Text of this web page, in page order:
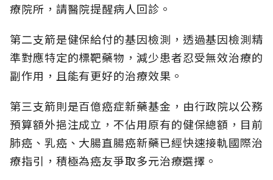
療院所，請醫院提醒病人回診。
第二支箭是健保給付的基因檢測，透過基因檢測精
準對應特定的標靶藥物，減少患者忍受無效治療的
副作用，且能有更好的治療效果。
第三支箭則是百億癌症新藥基金，由行政院以公務
預算額外挹注成立，不佔用原有的健保總額，目前
肺癌、乳癌、大腸直腸癌新藥已經快速接軌國際治
療指引，積極為癌友爭取多元治療選擇。